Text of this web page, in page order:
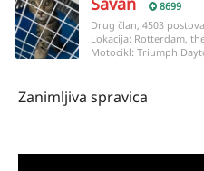
8699
Drug član, 4503 postova
Lokacija: Rotterdam,
Motocikl: Triumph
Zanimljiva spravica